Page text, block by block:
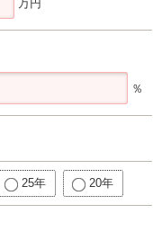
万円
％
25年 20年